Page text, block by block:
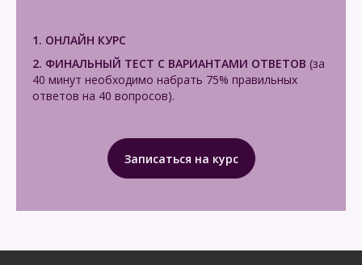
1. ОНЛАЙН КУРС
2. ФИНАЛЬНЫЙ ТЕСТ С ВАРИАНТАМИ ОТВЕТОВ (за
40 минут необходимо набрать 75% правильных
ответов на 40 вопросов).
Записаться на курс